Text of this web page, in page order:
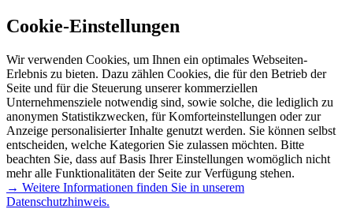
Cookie-Einstellungen
Wir verwenden Cookies, um Ihnen ein optimales Webseiten-
Erlebnis zu bieten. Dazu zählen Cookies, die für den Betrieb der
Seite und für die Steuerung unserer kommerziellen
Unternehmensziele notwendig sind, sowie solche, die lediglich zu
anonymen Statistikzwecken, für Komforteinstellungen oder zur
Anzeige personalisierter Inhalte genutzt werden. Sie können selbst
entscheiden, welche Kategorien Sie zulassen möchten. Bitte
beachten Sie, dass auf Basis Ihrer Einstellungen womöglich nicht
mehr alle Funktionalitäten der Seite zur Verfügung stehen.
→ Weitere Informationen finden Sie in unserem
Datenschutzhinweis.